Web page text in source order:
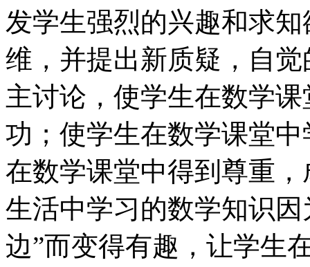
发学生强烈的兴趣和求
维，并提出新质疑，自
主讨论，使学生在数学
功；使学生在数学课堂
在数学课堂中得到尊重
生活中学习的数学知识因
边”而变得有趣，让学生